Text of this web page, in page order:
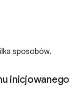
sposobów.
inicjowanego